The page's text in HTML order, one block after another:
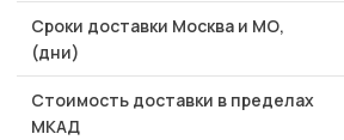
Сроки доставки Москва и МО,
(дни)
Стоимость доставки в пределах
МКАД